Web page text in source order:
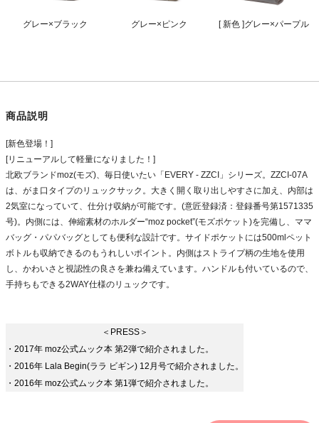
グレー×ブラック グレー×ピンク [ 新色 ]グレー×パープル
商品説明
[新色登場！]
[リニューアルして軽量になりました！]
北欧ブランドmoz(モズ)、毎日使いたい「EVERY - ZZCI」シリーズ。ZZCI-07A
は、がま口タイプのリュックサック。大きく開く取り出しやすさに加え、内部は
2気室になっていて、仕分け収納が可能です。(意匠登録済：登録番号第1571335
号)。内側には、伸縮素材のホルダー“moz pocket”(モズポケット)を完備し、ママ
バッグ・パパバッグとしても便利な設計です。サイドポケットには500mlペット
ボトルも収納できるのもうれしいポイント。内側はストライプ柄の生地を使用
し、かわいさと視認性の良さを兼ね備えています。ハンドルも付いているので、
手持ちもできる2WAY仕様のリュックです。
＜PRESS＞
・2017年 moz公式ムック本 第2弾で紹介されました。
・2016年 Lala Begin(ララ ビギン) 12月号で紹介されました。
・2016年 moz公式ムック本 第1弾で紹介されました。